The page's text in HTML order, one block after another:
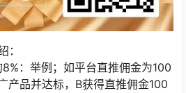
：
：举例；如平台直推佣金为100
产品并达标，B获得直推佣金100